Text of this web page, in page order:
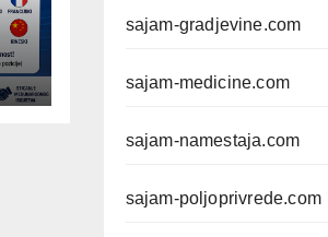
sajam-gradjevine.com
sajam-medicine.com
sajam-namestaja.com
sajam-poljoprivrede.com